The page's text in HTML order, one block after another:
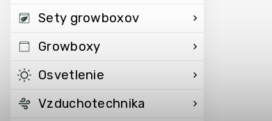
Sety growboxov
Growboxy
Osvetlenie
Vzduchotechnika